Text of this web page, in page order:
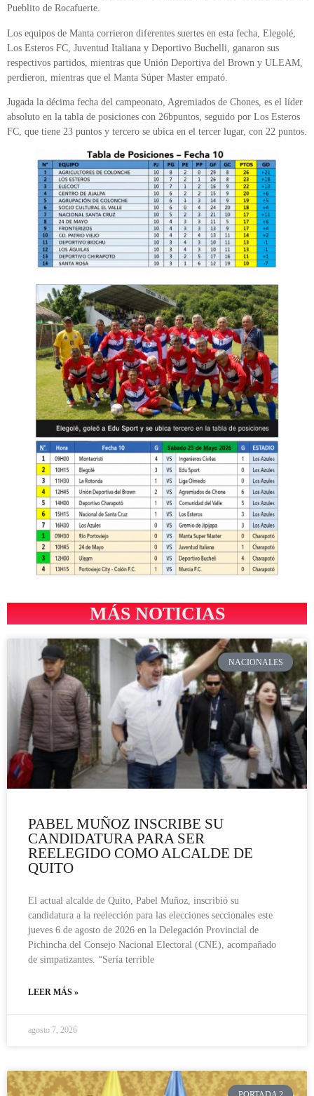
Pueblito de Rocafuerte.
Los equipos de Manta corrieron diferentes suertes en esta fecha, Elegolé,
Los Esteros FC, Juventud Italiana y Deportivo Buchelli, ganaron sus
respectivos partidos, mientras que Unión Deportiva del Brown y ULEAM,
perdieron, mientras que el Manta Súper Master empató.
Jugada la décima fecha del campeonato, Agremiados de Chones, es el líder
absoluto en la tabla de posiciones con 26bpuntos, seguido por Los Esteros
FC, que tiene 23 puntos y tercero se ubica en el tercer lugar, con 22 puntos.
MÁS NOTICIAS
NACIONALES
PABEL MUÑOZ INSCRIBE SU
CANDIDATURA PARA SER
REELEGIDO COMO ALCALDE DE
QUITO
El actual alcalde de Quito, Pabel Muñoz, inscribió su
candidatura a la reelección para las elecciones seccionales este
jueves 6 de agosto de 2026 en la Delegación Provincial de
Pichincha del Consejo Nacional Electoral (CNE), acompañado
de simpatizantes. “Sería terrible
LEER MÁS »
agosto 7, 2026